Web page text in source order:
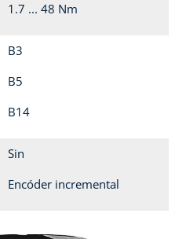
1.7 ... 48 Nm
B3
B5
B14
Sin
Encóder incremental